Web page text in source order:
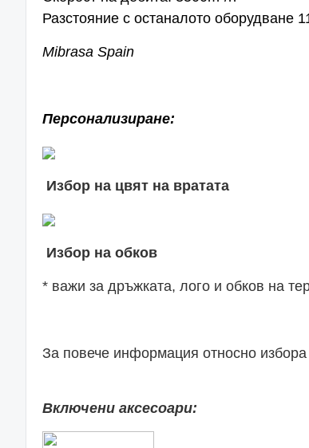
Разстояние с останалото оборудване
Mibrasa Spain
Персонализиране:
Избор на цвят на вратата
Избор на обков
* важи за дръжката, лого и обков на
За повече информация относно
Включени аксесоари: